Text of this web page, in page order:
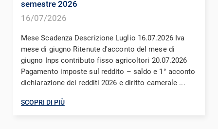
semestre 2026
16/07/2026
Mese Scadenza Descrizione Luglio 16.07.2026 Iva
mese di giugno Ritenute d'acconto del mese di
giugno Inps contributo fisso agricoltori 20.07.2026
Pagamento imposte sul reddito – saldo e 1° acconto
dichiarazione dei redditi 2026 e diritto camerale ...
SCOPRI DI PIÙ